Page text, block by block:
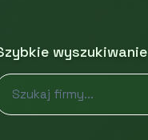
wyszukiwanie